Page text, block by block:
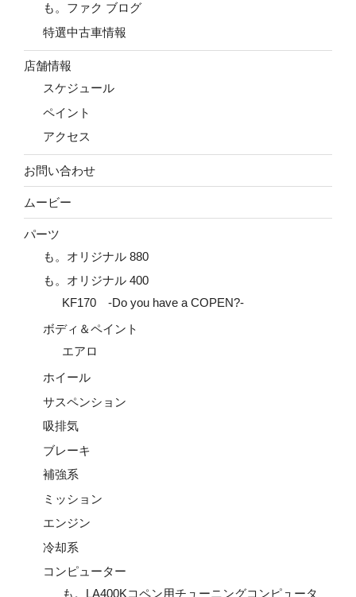
も。ファク ブログ
特選中古車情報
店舗情報
スケジュール
ペイント
アクセス
お問い合わせ
ムービー
パーツ
も。オリジナル 880
も。オリジナル 400
KF170 -Do you have a COPEN?-
ボディ＆ペイント
エアロ
ホイール
サスペンション
吸排気
ブレーキ
補強系
ミッション
エンジン
冷却系
コンピューター
も。LA400Kコペン用チューニングコンピュータ